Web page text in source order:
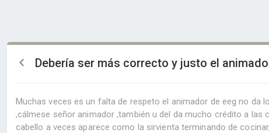
Debería ser más correcto y justo el
Muchas veces es un falta de respeto el animador de eeg no da
,cálmese señor animador ,también u del da mucho crédito a
cabello a veces aparece como la sirvienta terminando de